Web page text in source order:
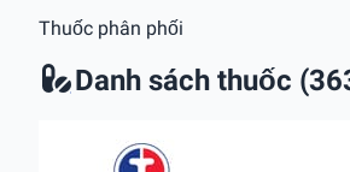
Thuốc phân phối
Danh sách thuốc